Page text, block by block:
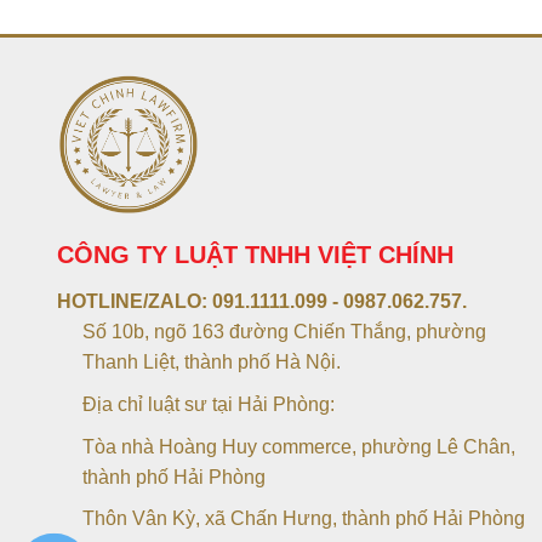
CÔNG TY LUẬT TNHH VIỆT CHÍNH
HOTLINE/ZALO: 091.1111.099 - 0987.062.757.
Số 10b, ngõ 163 đường Chiến Thắng, phường
Thanh Liệt, thành phố Hà Nội.
Địa chỉ luật sư tại Hải Phòng:
Tòa nhà Hoàng Huy commerce, phường Lê Chân,
thành phố Hải Phòng
Thôn Vân Kỳ, xã Chấn Hưng, thành phố Hải Phòng